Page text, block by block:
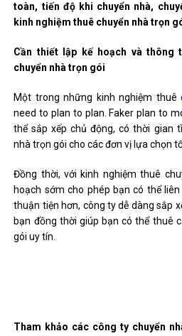
toàn, tiến độ khi chuyển nhà,
kinh nghiệm thuê chuyển nhà trọn
Cần thiết lập kế hoạch và thông
chuyển nhà trọn gói
Một trong những kinh nghiệm thuê
need to plan to plan. Faker plan to
thể sắp xếp chủ động, có thời gian
nhà trọn gói cho các đơn vị lựa chọn
Đồng thời, với kinh nghiệm thuê
hoạch sớm cho phép bạn có thể
thuận tiện hơn, công ty dễ dàng sắp
bạn đồng thời giúp bạn có thể thuê
gói uy tín.
Tham khảo các công ty chuyển